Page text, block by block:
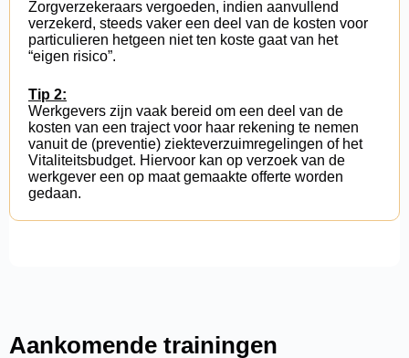
Zorgverzekeraars vergoeden, indien aanvullend
verzekerd, steeds vaker een deel van de kosten voor
particulieren hetgeen niet ten koste gaat van het
“eigen risico”.
Tip 2:
Werkgevers zijn vaak bereid om een deel van de
kosten van een traject voor haar rekening te nemen
vanuit de (preventie) ziekteverzuimregelingen of het
Vitaliteitsbudget. Hiervoor kan op verzoek van de
werkgever een op maat gemaakte offerte worden
gedaan.
Aankomende trainingen